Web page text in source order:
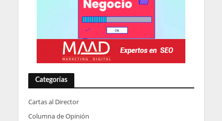
Categorías
Cartas al Director
Columna de Opinión